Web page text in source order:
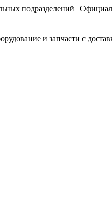
подразделений |
и запчасти с